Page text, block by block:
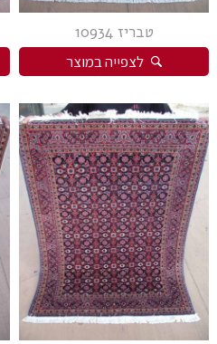
טבריז 10934
לצפייה במוצר